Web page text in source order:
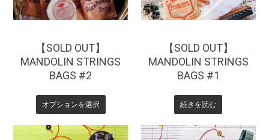
【SOLD OUT】
MANDOLIN STRINGS
BAGS #2
オプションを選択
【SOLD OUT】
MANDOLIN STRINGS
BAGS #1
続きを読む